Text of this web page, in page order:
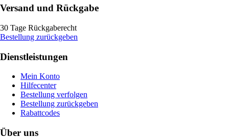
Versand und Rückgabe
30 Tage Rückgaberecht
Bestellung zurückgeben
Dienstleistungen
Mein Konto
Hilfecenter
Bestellung verfolgen
Bestellung zurückgeben
Rabattcodes
Über uns